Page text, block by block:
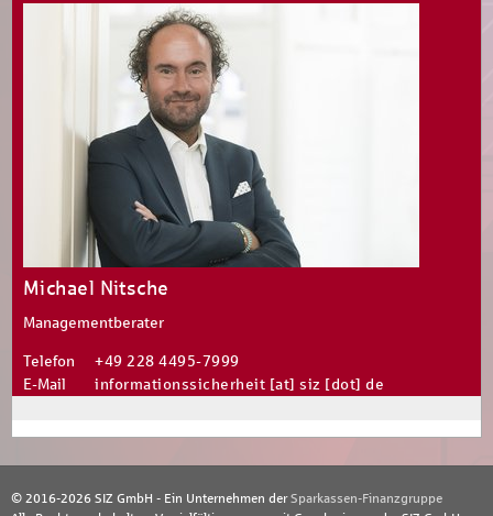
Michael Nitsche
Managementberater
Telefon
+49 228 4495-7999
E-Mail
informationssicherheit [at] siz [dot] de
© 2016-2026 SIZ GmbH - Ein Unternehmen derSparkassen-Finanzgruppe